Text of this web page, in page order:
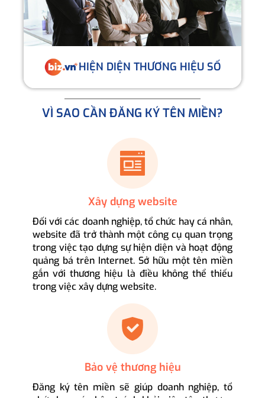
HIỆN DIỆN THƯƠNG HIỆU SỐ
VÌ SAO CẦN ĐĂNG KÝ TÊN MIỀN?
Xây dựng website
Đối với các doanh nghiệp, tổ chức hay cá nhân,
website đã trở thành một công cụ quan trọng
trong việc tạo dựng sự hiện diện và hoạt động
quảng bá trên Internet. Sở hữu một tên miền
gắn với thương hiệu là điều không thể thiếu
trong việc xây dựng website.
Bảo vệ thương hiệu
Đăng ký tên miền sẽ giúp doanh nghiệp, tổ